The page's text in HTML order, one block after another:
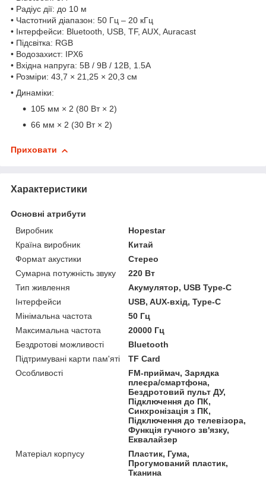
• Радіус дії: до 10 м
• Частотний діапазон: 50 Гц – 20 кГц
• Інтерфейси: Bluetooth, USB, TF, AUX, Auracast
• Підсвітка: RGB
• Водозахист: IPX6
• Вхідна напруга: 5В / 9В / 12В, 1.5А
• Розміри: 43,7 × 21,25 × 20,3 см
• Динаміки:
105 мм × 2 (80 Вт × 2)
66 мм × 2 (30 Вт × 2)
Приховати
Характеристики
Основні атрибути
Виробник
Hopestar
Країна виробник
Китай
Формат акустики
Стерео
Сумарна потужність звуку
220 Вт
Тип живлення
Акумулятор, USB Type-C
Інтерфейси
USB, AUX-вхід, Type-C
Мінімальна частота
50 Гц
Максимальна частота
20000 Гц
Бездротові можливості
Bluetooth
Підтримувані карти пам'яті
TF Card
Особливості
FM-приймач, Зарядка
плеєра/смартфона,
Бездротовий пульт ДУ,
Підключення до ПК,
Синхронізація з ПК,
Підключення до телевізора,
Функція гучного зв'язку,
Еквалайзер
Матеріал корпусу
Пластик, Гума,
Прогумований пластик,
Тканина